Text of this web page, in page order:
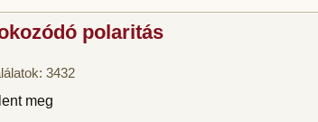
polaritás
3432
meg